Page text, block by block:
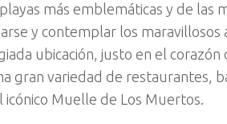
más emblemáticas y de las
y contemplar los
ubicación, justo en el
gran variedad de restaurantes,
icónico Muelle de Los Muertos.